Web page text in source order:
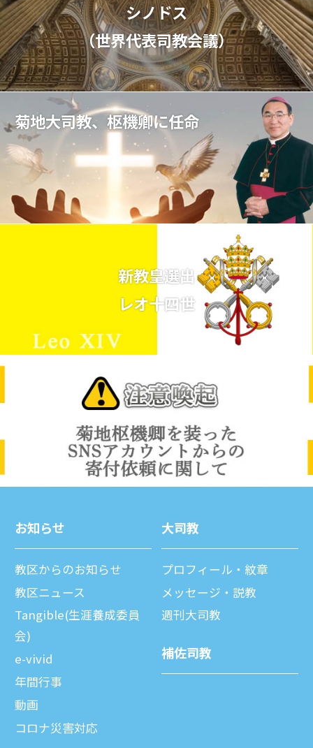
シノドス
（世界代表司教会議）
菊地大司教、枢機卿に任命
新教皇選出
レオ十四世
お知らせ
教区からのお知らせ
教区ニュース
Tangible(生涯養成委員
会)
e-vivid
年間⾏事
動画
コロナ災害対応
⼤司教
プロフィール・紋章
メッセージ・説教
週刊⼤司教
補佐司教